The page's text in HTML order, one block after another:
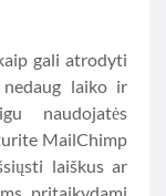
gali atrodyti
laiko ir
naudojatės
MailChimp
laiškus ar